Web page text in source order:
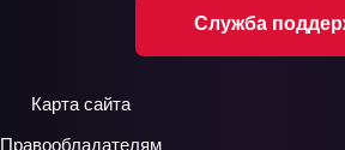
Служба
Карта сайта
Правообладателям